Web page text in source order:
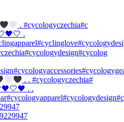
. #cycologyczechia#c
. . #cycologyczechia#